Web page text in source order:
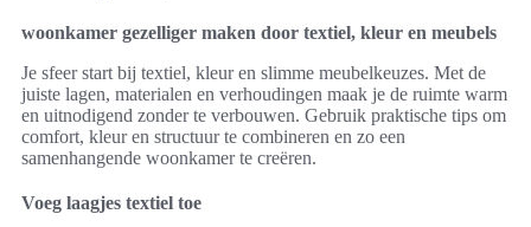
woonkamer gezelliger maken door textiel, kleur en meubels
Je sfeer start bij textiel, kleur en slimme meubelkeuzes. Met de
juiste lagen, materialen en verhoudingen maak je de ruimte warm
en uitnodigend zonder te verbouwen. Gebruik praktische tips om
comfort, kleur en structuur te combineren en zo een
samenhangende woonkamer te creëren.
Voeg laagjes textiel toe